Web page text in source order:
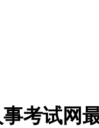
考试网